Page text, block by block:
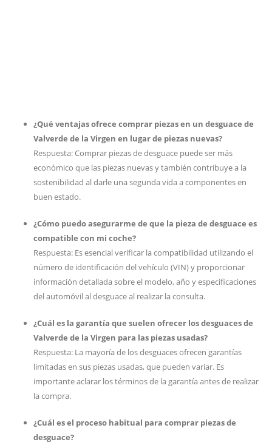
¿Qué ventajas ofrece comprar piezas en un desguace de
Valverde de la Virgen en lugar de piezas nuevas?
Respuesta: Comprar piezas de desguace puede ser más
económico que las piezas nuevas y también contribuye a la
sostenibilidad al darle una segunda vida a componentes en
buen estado.
¿Cómo puedo asegurarme de que la pieza de desguace es
compatible con mi coche?
Respuesta: Es esencial verificar la compatibilidad utilizando el
número de identificación del vehículo (VIN) y proporcionar
información detallada sobre el modelo, año y especificaciones
del automóvil al desguace al realizar la consulta.
¿Cuál es la garantía que suelen ofrecer los desguaces de
Valverde de la Virgen para las piezas usadas?
Respuesta: La mayoría de los desguaces ofrecen garantías
limitadas en sus piezas usadas, que pueden variar. Es
importante aclarar los términos de la garantía antes de realizar
la compra.
¿Cuál es el proceso habitual para comprar piezas de
desguace?